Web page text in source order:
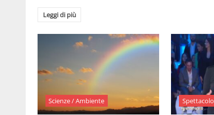
Leggi di più
Scienze / Ambiente Spettacolo